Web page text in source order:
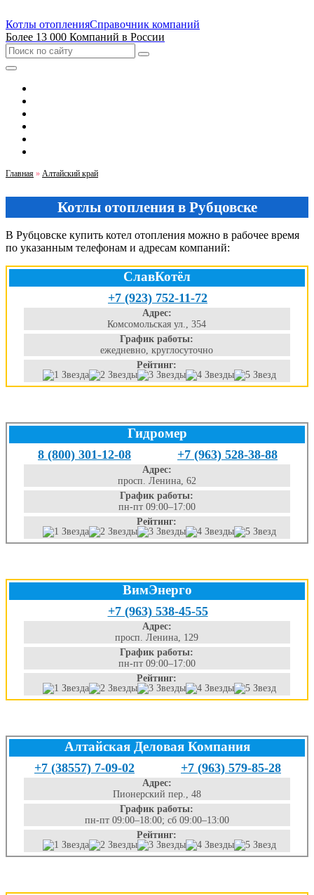
Котлы отопленияСправочник компаний
Более 13 000 Компаний в России
Главная » Алтайский край
Котлы отопления в Рубцовске
В Рубцовске купить котел отопления можно в рабочее время
по указанным телефонам и адресам компаний:
СлавКотёл
+7 (923) 752-11-72
Адрес:
Комсомольская ул., 354
График работы:
ежедневно, круглосуточно
Рейтинг:
Гидромер
8 (800) 301-12-08 +7 (963) 528-38-88
Адрес:
просп. Ленина, 62
График работы:
пн-пт 09:00–17:00
Рейтинг:
ВимЭнерго
+7 (963) 538-45-55
Адрес:
просп. Ленина, 129
График работы:
пн-пт 09:00–17:00
Рейтинг:
Алтайская Деловая Компания
+7 (38557) 7-09-02 +7 (963) 579-85-28
Адрес:
Пионерский пер., 48
График работы:
пн-пт 09:00–18:00; сб 09:00–13:00
Рейтинг: